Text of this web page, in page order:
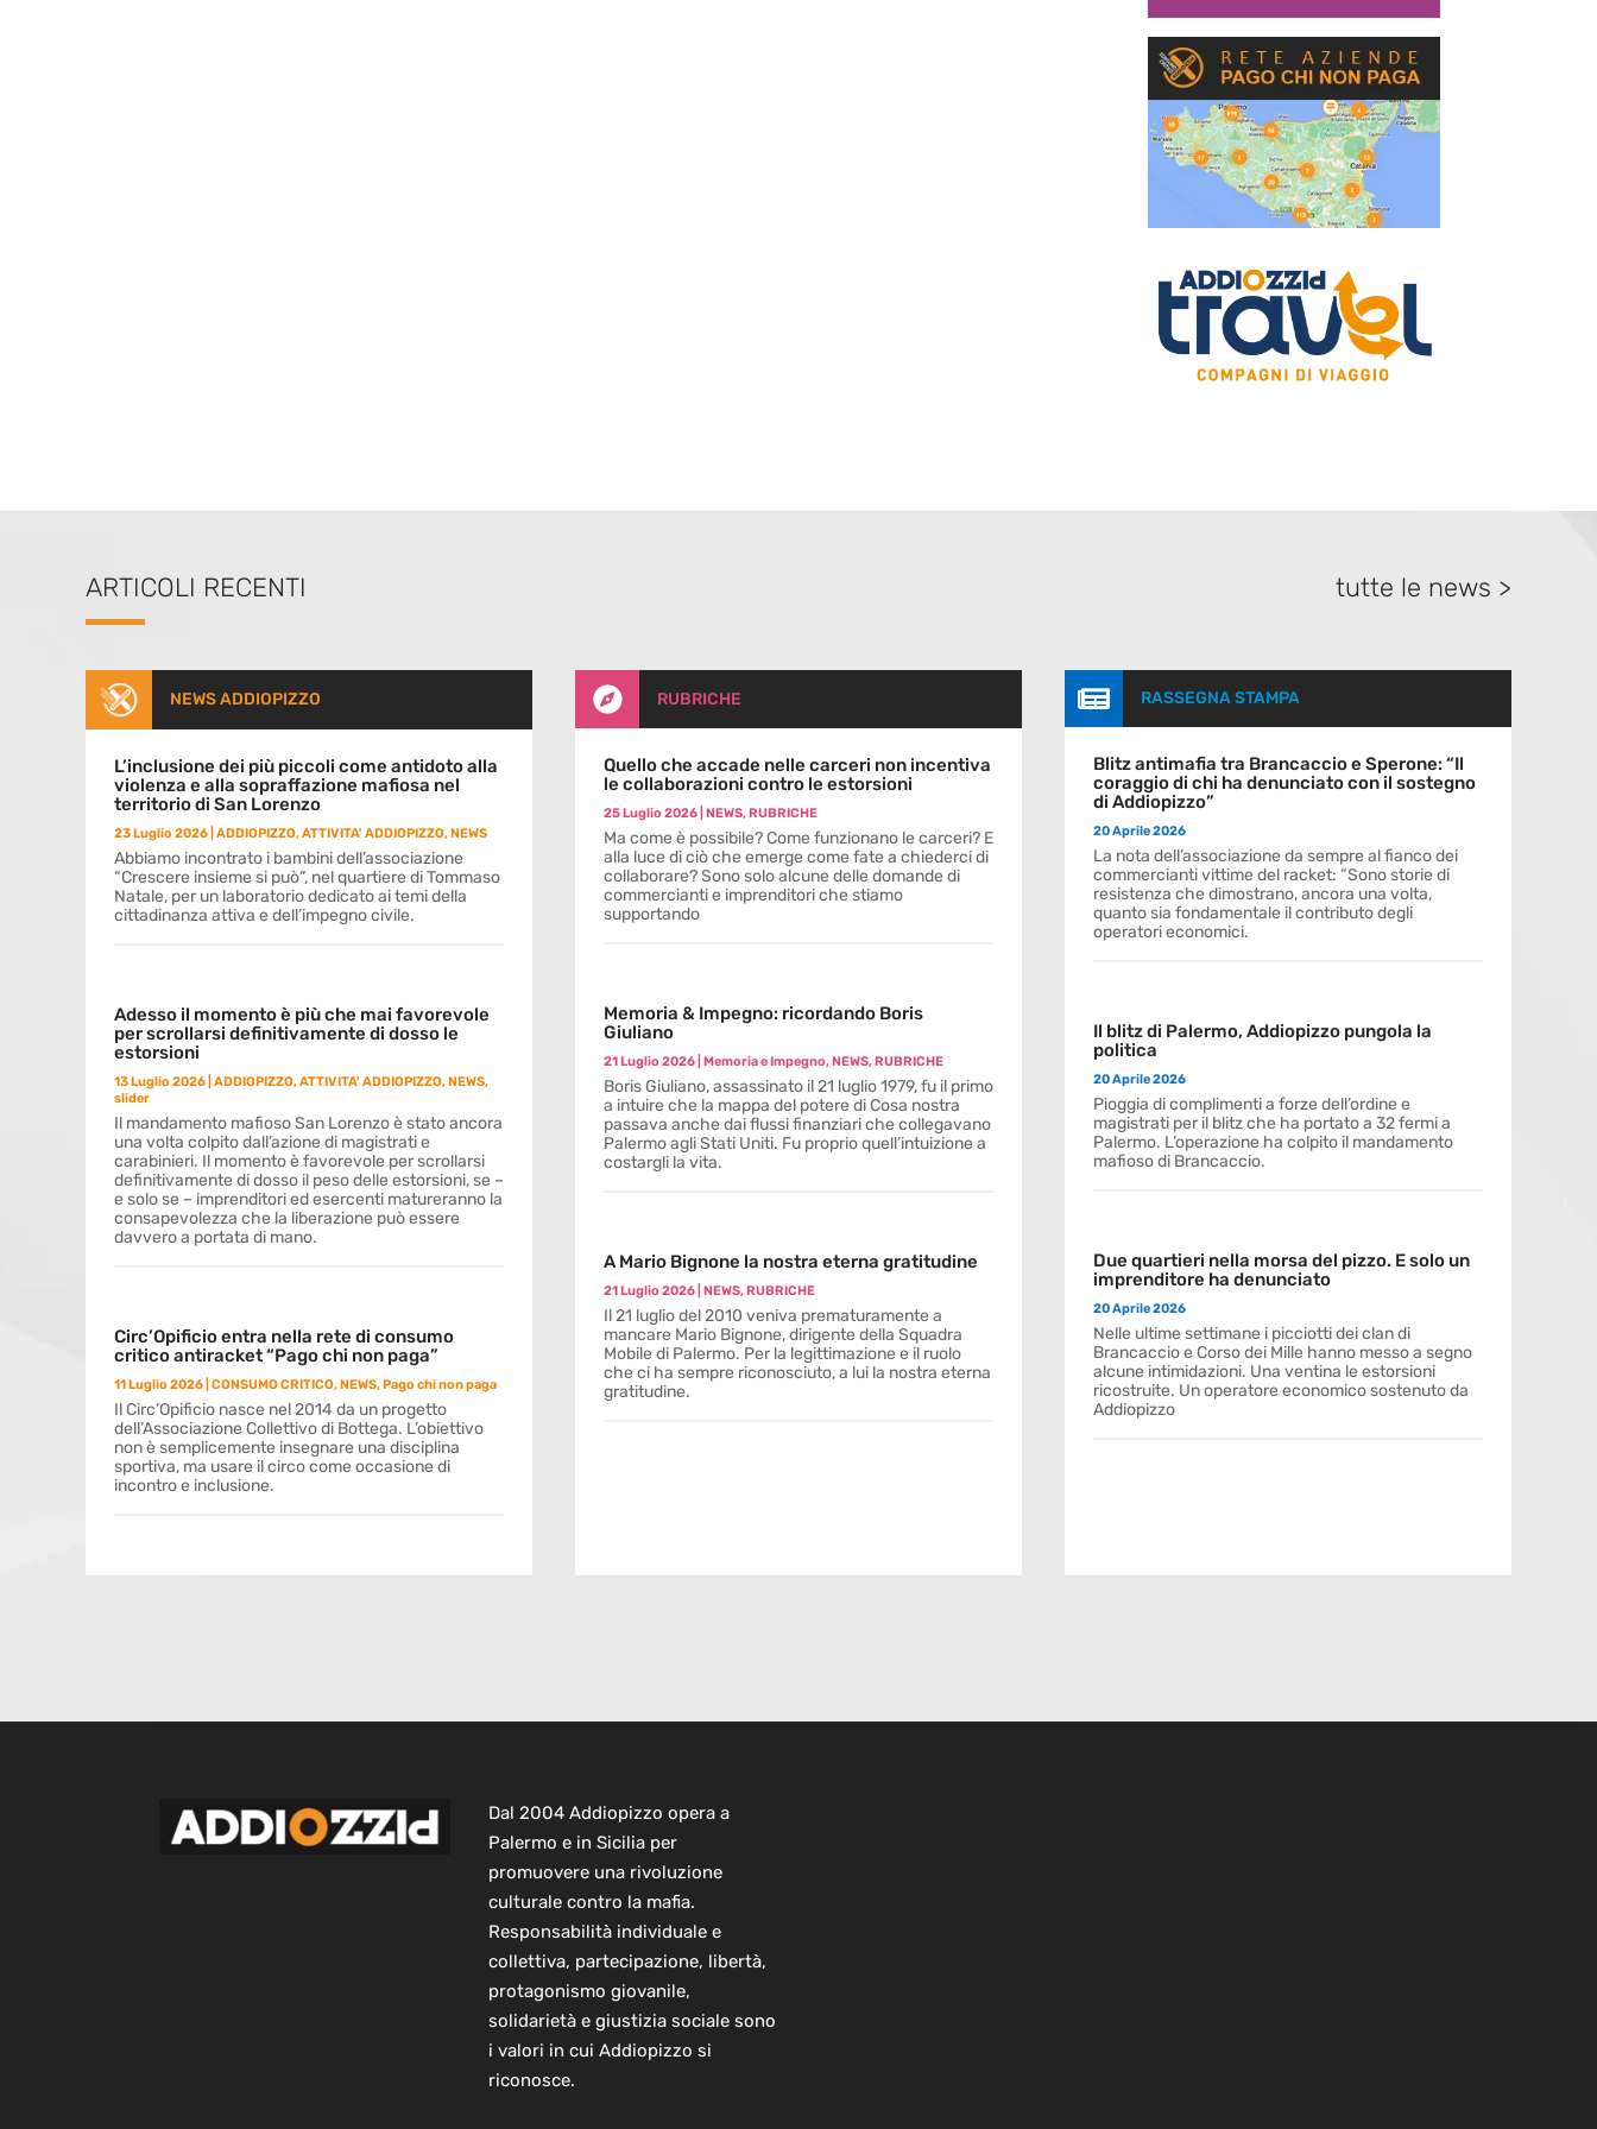
ARTICOLI RECENTI tutte le news >
NEWS ADDIOPIZZO
L’inclusione dei più piccoli come antidoto alla
violenza e alla sopraffazione mafiosa nel
territorio di San Lorenzo
23 Luglio 2026 ADDIOPIZZO,ATTIVITA' ADDIOPIZZO,NEWS
Abbiamo incontrato i bambini dell’associazione
“Crescere insieme si può”, nel quartiere di Tommaso
Natale, per un laboratorio dedicato ai temi della
cittadinanza attiva e dell’impegno civile.
Adesso il momento è più che mai favorevole
per scrollarsi definitivamente di dosso le
estorsioni
13 Luglio 2026 ADDIOPIZZO,ATTIVITA' ADDIOPIZZO,NEWS,
slider
Il mandamento mafioso San Lorenzo è stato ancora
una volta colpito dall’azione di magistrati e
carabinieri. Il momento è favorevole per scrollarsi
definitivamente di dosso il peso delle estorsioni, se –
e solo se – imprenditori ed esercenti matureranno la
consapevolezza che la liberazione può essere
davvero a portata di mano.
Circ’Opificio entra nella rete di consumo
critico antiracket “Pago chi non paga”
11 Luglio 2026 CONSUMO CRITICO,NEWS,Pago chi non paga
Il Circ’Opificio nasce nel 2014 da un progetto
dell’Associazione Collettivo di Bottega. L’obiettivo
non è semplicemente insegnare una disciplina
sportiva, ma usare il circo come occasione di
incontro e inclusione.
 RUBRICHE
Quello che accade nelle carceri non incentiva
le collaborazioni contro le estorsioni
25 Luglio 2026| NEWS,RUBRICHE
Ma come è possibile? Come funzionano le carceri? E
alla luce di ciò che emerge come fate a chiederci di
collaborare? Sono solo alcune delle domande di
commercianti e imprenditori che stiamo
supportando
Memoria & Impegno: ricordando Boris
Giuliano
21 Luglio 2026| Memoria e Impegno,NEWS,RUBRICHE
Boris Giuliano, assassinato il 21 luglio 1979, fu il primo
a intuire che la mappa del potere di Cosa nostra
passava anche dai flussi finanziari che collegavano
Palermo agli Stati Uniti. Fu proprio quell’intuizione a
costargli la vita.
A Mario Bignone la nostra eterna gratitudine
21 Luglio 2026| NEWS,RUBRICHE
Il 21 luglio del 2010 veniva prematuramente a
mancare Mario Bignone, dirigente della Squadra
Mobile di Palermo. Per la legittimazione e il ruolo
che ci ha sempre riconosciuto, a lui la nostra eterna
gratitudine.
 RASSEGNA STAMPA
Blitz antimafia tra Brancaccio e Sperone: “Il
coraggio di chi ha denunciato con il sostegno
di Addiopizzo”
20 Aprile 2026
La nota dell’associazione da sempre al fianco dei
commercianti vittime del racket: “Sono storie di
resistenza che dimostrano, ancora una volta,
quanto sia fondamentale il contributo degli
operatori economici.
Il blitz di Palermo, Addiopizzo pungola la
politica
20 Aprile 2026
Pioggia di complimenti a forze dell’ordine e
magistrati per il blitz che ha portato a 32 fermi a
Palermo. L’operazione ha colpito il mandamento
mafioso di Brancaccio.
Due quartieri nella morsa del pizzo. E solo un
imprenditore ha denunciato
20 Aprile 2026
Nelle ultime settimane i picciotti dei clan di
Brancaccio e Corso dei Mille hanno messo a segno
alcune intimidazioni. Una ventina le estorsioni
ricostruite. Un operatore economico sostenuto da
Addiopizzo
Dal 2004 Addiopizzo opera a
Palermo e in Sicilia per
promuovere una rivoluzione
culturale contro la mafia.
Responsabilità individuale e
collettiva, partecipazione, libertà,
protagonismo giovanile,
solidarietà e giustizia sociale sono
i valori in cui Addiopizzo si
riconosce.